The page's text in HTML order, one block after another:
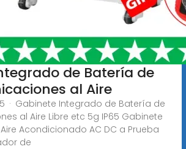
de Batería de
al Aire
· Gabinete Integrado de Batería de
al Aire Libre etc 5g IP65 Gabinete
Acondicionado AC DC a Prueba
de